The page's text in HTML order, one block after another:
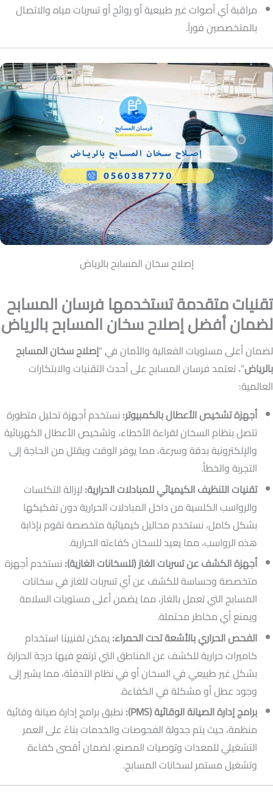
مراقبة أي أصوات غير طبيعية أو روائح أو تسربات مياه والاتصال
بالمتخصصين فوراً.
إصلاح سخان المسابح بالرياض
تقنيات متقدمة تستخدمها فرسان المسابح
لضمان أفضل إصلاح سخان المسابح بالرياض
لضمان أعلى مستويات الفعالية والأمان في “إصلاح سخان المسابح
بالرياض“، تعتمد فرسان المسابح على أحدث التقنيات والابتكارات
العالمية:
أجهزة تشخيص الأعطال بالكمبيوتر: نستخدم أجهزة تحليل متطورة
تتصل بنظام السخان لقراءة الأخطاء، وتشخيص الأعطال الكهربائية
والإلكترونية بدقة وسرعة، مما يوفر الوقت ويقلل من الحاجة إلى
التجربة والخطأ.
تقنيات التنظيف الكيميائي للمبادلات الحرارية: لإزالة التكلسات
والرواسب الكلسية من داخل المبادلات الحرارية دون تفكيكها
بشكل كامل، نستخدم محاليل كيميائية متخصصة تقوم بإذابة
هذه الرواسب، مما يعيد للسخان كفاءته الحرارية.
أجهزة الكشف عن تسربات الغاز (للسخانات الغازية): نستخدم أجهزة
متخصصة وحساسة للكشف عن أي تسربات للغاز في سخانات
المسابح التي تعمل بالغاز، مما يضمن أعلى مستويات السلامة
ويمنع أي مخاطر محتملة.
الفحص الحراري بالأشعة تحت الحمراء:يمكن لفنيينا استخدام
كاميرات حرارية للكشف عن المناطق التي ترتفع فيها درجة الحرارة
بشكل غير طبيعي في السخان أو في نظام التدفئة، مما يشير إلى
وجود عطل أو مشكلة في الكفاءة.
برامج إدارة الصيانة الوقائية (PMS):
نطبق برامج إدارة صيانة وقائية
منظمة، حيث يتم جدولة الفحوصات والخدمات بناءً على العمر
التشغيلي للمعدات وتوصيات المصنع، لضمان أقصى كفاءة
وتشغيل مستمر لسخانات المسابح.